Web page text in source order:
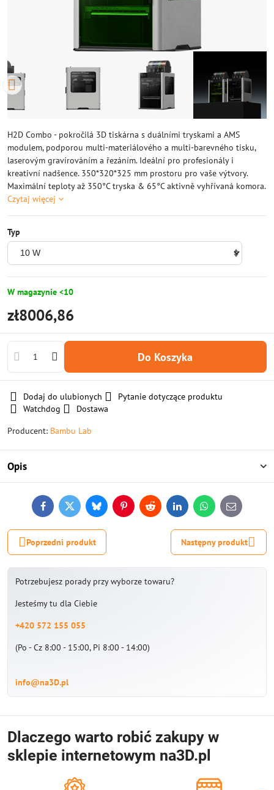
H2D Combo - pokročilá 3D tiskárna s duálními tryskami a AMS
modulem, podporou multi-materiálového a multi-barevného tisku,
laserovým gravírováním a řezáním. Ideální pro profesionály i
kreativní nadšence. 350*320*325 mm prostoru pro vaše výtvory.
Maximální teploty až 350°C tryska & 65°C aktivně vyhřívaná komora.
Czytaj więcej
Typ
W magazynie <10
zł8006,86
Do Koszyka
Dodaj do ulubionych
Pytanie dotyczące produktu
Watchdog
Dostawa
Producent: Bambu Lab
Opis
FacebookTwitterBlueskyPinterestReddit LinkedInWhatsApp
E-
mail
Poprzedni produkt Następny produkt
Potrzebujesz porady przy wyborze towaru?
Jesteśmy tu dla Ciebie
+420 572 155 055
(Po - Cz 8:00 - 15:00, Pi 8:00 - 14:00)
info@na3D.pl
Dlaczego warto robić zakupy w
sklepie internetowym na3D.pl